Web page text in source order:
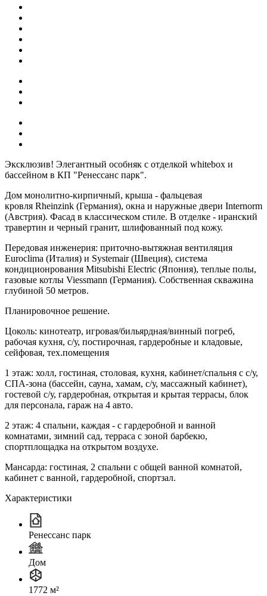
Эксклюзив! Элегантный особняк с отделкой whitebox и
бассейном в КП "Ренессанс парк".
Дом монолитно-кирпичный, крыша - фальцевая
кровля Rheinzink (Германия), окна и наружные двери Internorm
(Австрия). Фасад в классическом стиле. В отделке - иранский
травертин и черный гранит, шлифованный под кожу.
Передовая инженерия: приточно-вытяжная вентиляция
Euroclima (Италия) и Systemair (Швеция), система
кондиционрования Mitsubishi Electric (Япония), теплые полы,
газовые котлы Viessmann (Германия). Собственная скважина
глубиной 50 метров.
Планировочное решение.
Цоколь: кинотеатр, игровая/бильярдная/винный погреб,
рабочая кухня, с/у, постирочная, гардеробные и кладовые,
сейфовая, тех.помещения
1 этаж: холл, гостиная, столовая, кухня, кабинет/спальня с с/у,
СПА-зона (бассейн, сауна, хамам, с/у, массажный кабинет),
гостевой с/у, гардеробная, открытая и крытая террасы, блок
для персонала, гараж на 4 авто.
2 этаж: 4 спальни, каждая - с гардеробной и ванной
комнатами, зимний сад, терраса с зоной барбекю,
спортплощадка на открытом воздухе.
Мансарда: гостиная, 2 спальни с общей ванной комнатой,
кабинет с ванной, гардеробной, спортзал.
Характеристики
Ренессанс парк
Дом
1772 м²